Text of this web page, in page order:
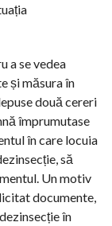
a se vedea
și măsura în
două cereri
împrumutase
în care locuia
să
Un motiv
documente,
în